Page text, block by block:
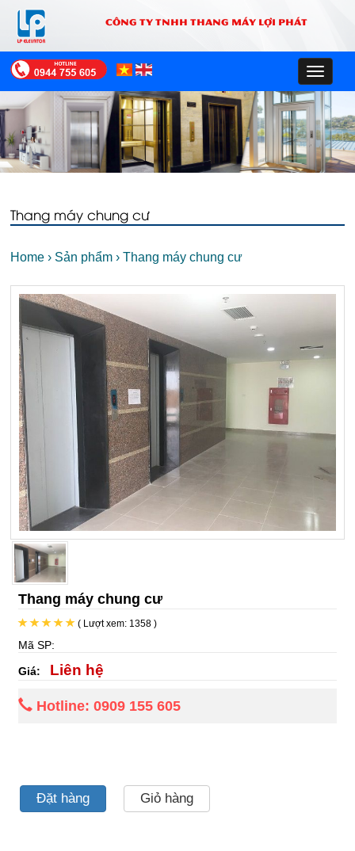
CÔNG TY TNHH THANG MÁY LỢI PHÁT
Toggle
Thang máy chung cư
Home › Sản phẩm › Thang máy chung cư
Thang máy chung cư
( Lượt xem: 1358 )
Mã SP:
Giá: Liên hệ
Hotline: 0909 155 605
Đặt hàng Giỏ hàng